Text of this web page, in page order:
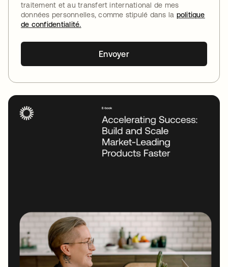
traitement et au transfert international de mes
données personnelles, comme stipulé dans la politique
de confidentialité.
Envoyer